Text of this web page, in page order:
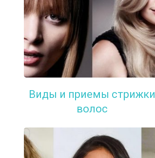
Виды и приемы стрижки
волос